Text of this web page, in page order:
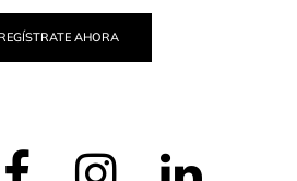
REGÍSTRATE AHORA